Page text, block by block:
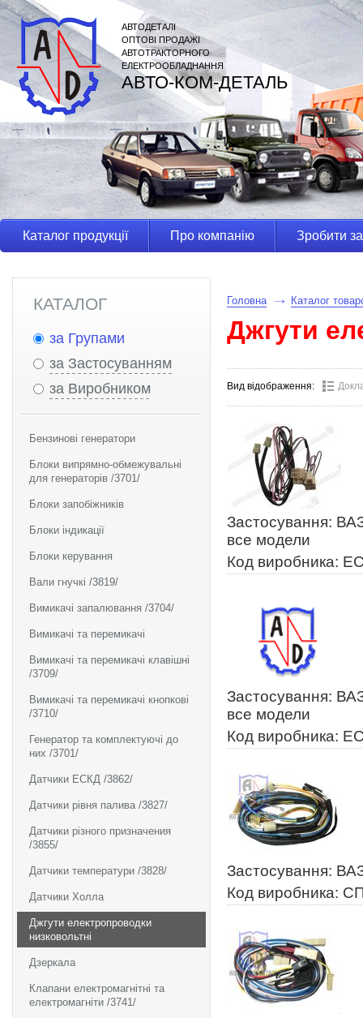
АВТОДЕТАЛІ
ОПТОВІ ПРОДАЖІ
АВТОТРАКТОРНОГО
ЕЛЕКТРООБЛАДНАННЯ
АВТО-КОМ-ДЕТАЛЬ
Каталог продукції Про компанію Зробити
КАТАЛОГ
за Групами
за Застосуванням
за Виробником
Бензинові генератори
Блоки випрямно-обмежувальні
для генераторів /3701/
Блоки запобіжників
Блоки індикації
Блоки керування
Вали гнучкі /3819/
Вимикачі запалювання /3704/
Вимикачі та перемикачі
Вимикачі та перемикачі клавішні
/3709/
Вимикачі та перемикачі кнопкові
/3710/
Генератор та комплектуючі до
них /3701/
Датчики ЕСКД /3862/
Датчики рівня палива /3827/
Датчики різного призначения
/3855/
Датчики температури /3828/
Датчики Холла
Джгути електропроводки
низковольтні
Дзеркала
Клапани електромагнітні та
електромагніти /3741/
Головна Каталог
Джгути
Вид відображення:
Застосування:
все модели
Код виробника:
Застосування:
все модели
Код виробника:
Застосування:
Код виробника: